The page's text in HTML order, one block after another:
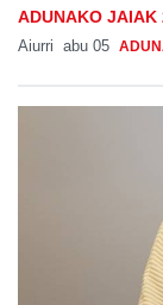
ADUNAKO JAIAK
Aiurri abu 05